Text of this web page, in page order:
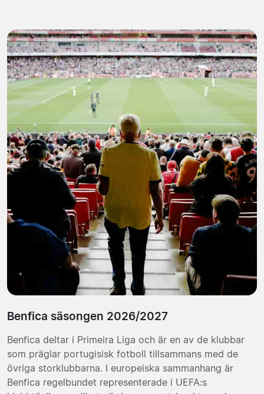
Benfica säsongen 2026/2027
Benfica deltar i Primeira Liga och är en av de klubbar
som präglar portugisisk fotboll tillsammans med de
övriga storklubbarna. I europeiska sammanhang är
Benfica regelbundet representerade i UEFA:s